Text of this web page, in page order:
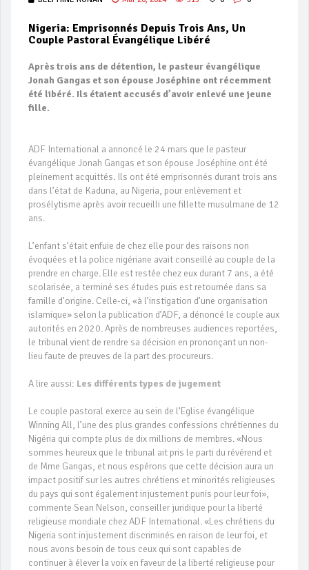
Nigeria: Emprisonnés Depuis Trois Ans, Un
Couple Pastoral Évangélique Libéré
Après trois ans de détention, le pasteur évangélique
Jonah Gangas et son épouse Joséphine ont récemment
été libéré. Ils étaient accusés d’avoir enlevé une jeune
fille.
ADF International a annoncé le 24 mars que le pasteur
évangélique Jonah Gangas et son épouse Joséphine ont été
pleinement acquittés. Ils ont été emprisonnés durant trois ans
dans l’état de Kaduna, au Nigeria, pour enlèvement et
prosélytisme après avoir recueilli une fillette musulmane de 12
ans.
L’enfant s’était enfuie de chez elle pour des raisons non
évoquées et la police nigériane avait conseillé au couple de la
prendre en charge. Elle est restée chez eux durant 7 ans, a été
scolarisée, a terminé ses études puis est retournée dans sa
famille d’origine. Celle-ci, «à l’instigation d’une organisation
islamique» selon la publication d’ADF, a dénoncé le couple aux
autorités en 2020. Après de nombreuses audiences reportées,
le tribunal vient de rendre sa décision en prononçant un non-
lieu faute de preuves de la part des procureurs.
A lire aussi: Les différents types de jugement
Le couple pastoral exerce au sein de l’Eglise évangélique
Winning All, l’une des plus grandes confessions chrétiennes du
Nigéria qui compte plus de dix millions de membres. «Nous
sommes heureux que le tribunal ait pris le parti du révérend et
de Mme Gangas, et nous espérons que cette décision aura un
impact positif sur les autres chrétiens et minorités religieuses
du pays qui sont également injustement punis pour leur foi»,
commente Sean Nelson, conseiller juridique pour la liberté
religieuse mondiale chez ADF International. «Les chrétiens du
Nigeria sont injustement discriminés en raison de leur foi, et
nous avons besoin de tous ceux qui sont capables de
continuer à élever la voix en faveur de la liberté religieuse pour